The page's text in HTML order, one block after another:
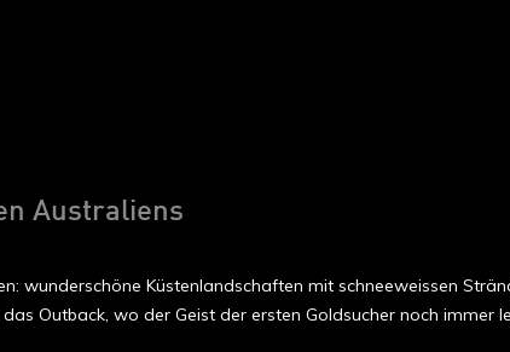
Australiens
wunderschöne Küstenlandschaften mit schneeweissen
Outback, wo der Geist der ersten Goldsucher noch immer